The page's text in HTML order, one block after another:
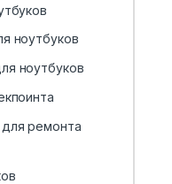
ноутбуков
ноутбуков
ремонта